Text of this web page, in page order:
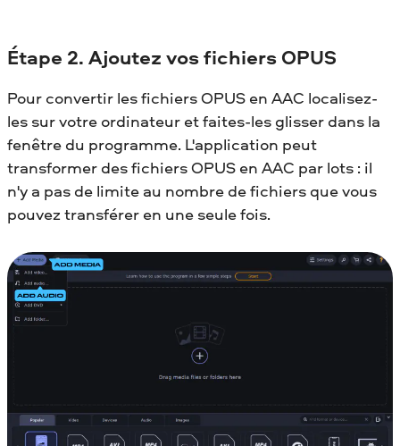
Étape 2. Ajoutez vos fichiers OPUS
Pour convertir les fichiers OPUS en AAC localisez-
les sur votre ordinateur et faites-les glisser dans la
fenêtre du programme. L'application peut
transformer des fichiers OPUS en AAC par lots : il
n'y a pas de limite au nombre de fichiers que vous
pouvez transférer en une seule fois.